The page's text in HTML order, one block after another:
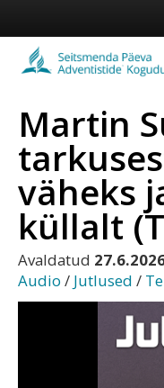
Koduleht
Vaata veel
Martin
väheks
küllalt
Avaldatud
Audio / Jutlused /